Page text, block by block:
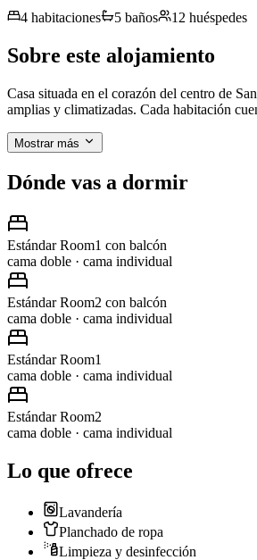
4 habitaciones 5 baños 12 huéspedes
Sobre este alojamiento
Casa situada en el corazón del centro de
amplias y climatizadas. Cada habitación
Mostrar más
Dónde vas a dormir
Estándar Room1 con balcón
cama doble · cama individual
Estándar Room2 con balcón
cama doble · cama individual
Estándar Room1
cama doble · cama individual
Estándar Room2
cama doble · cama individual
Lo que ofrece
Lavandería
Planchado de ropa
Limpieza y desinfección